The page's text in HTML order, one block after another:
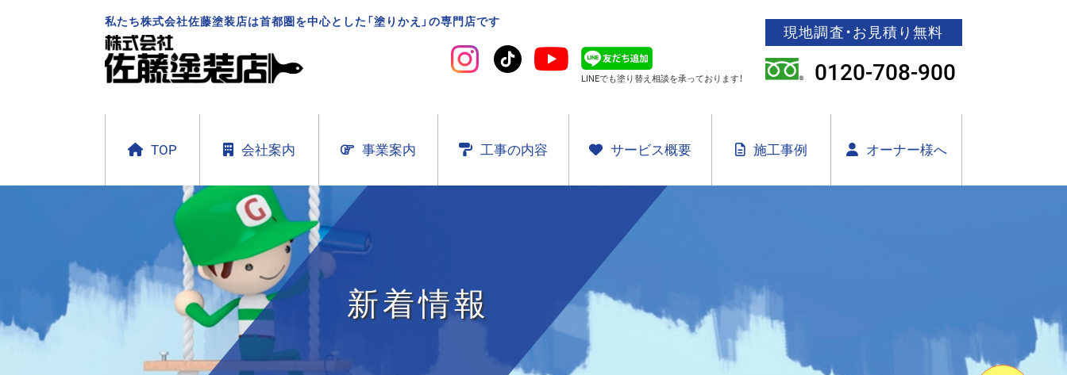
私たち株式会社佐藤塗装店は首都圏を中心とした「塗りかえ」の専門店です
LINEでも塗り替え相談を承っております！
現地調査・お見積り無料
0120-708-900
TOP 会社案内 事業案内 工事の内容 サービス概要 施工事例 オーナー様へ
新着情報